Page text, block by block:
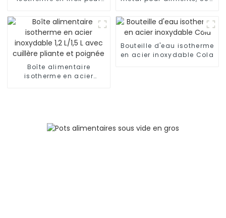
Boîte alimentaire
isotherme en acier
Bouteille d'eau isotherme
en acier inoxydable Cola